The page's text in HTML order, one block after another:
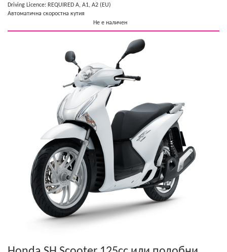
Driving Licence: REQUIRED A, A1, A2 (EU)
Автоматична скоростна кутия
Не е наличен